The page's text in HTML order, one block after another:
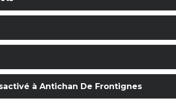
à Antichan De Frontignes